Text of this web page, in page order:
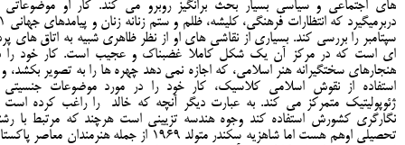
های اجتماعی و سیاسی بسیار بحث برانگیز روبرو می کند. کار او موضوعاتی
دربرمیگیرد که
سپتامبر را بررسی کند. بسیاری از نقاشی های او از نظر ظاهری شبیه به اتاق های
ای است که در مرکز آن یک شکل کاملا غضبناک و عجیب است. کار خود را
هنجارهای سختگیرانه هنر اسلامی، که اجازه نمی دهد چهره ها را به تصویر بکشد، و
استفاده از نقوش اسلامی کلاسیک، کار خود را در مورد موضوعات
ژئوپولیتیک متمرکز می کند. به عبارت دیگر آنچه که خالد را راغب کرده است
نگارگری کشورش استفاده کند وجوه هندسه تزیینی است هرچند که مرتبط با
تحصیلی اوهم هست اما شاهزیه سکندر متولد 1969 از جمله هنرمندان معاصر